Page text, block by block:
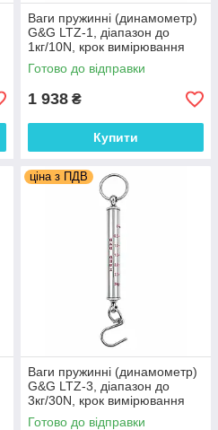
Ваги пружинні (динамометр)
G&G LTZ-1, діапазон до
1кг/10N, крок вимірювання
20г/0,2N. Німеччина
Готово до відправки
1 938 ₴
Купити
ціна з ПДВ
Ваги пружинні (динамометр)
G&G LTZ-3, діапазон до
3кг/30N, крок вимірювання
50г/0,5N. Німеччина
Готово до відправки